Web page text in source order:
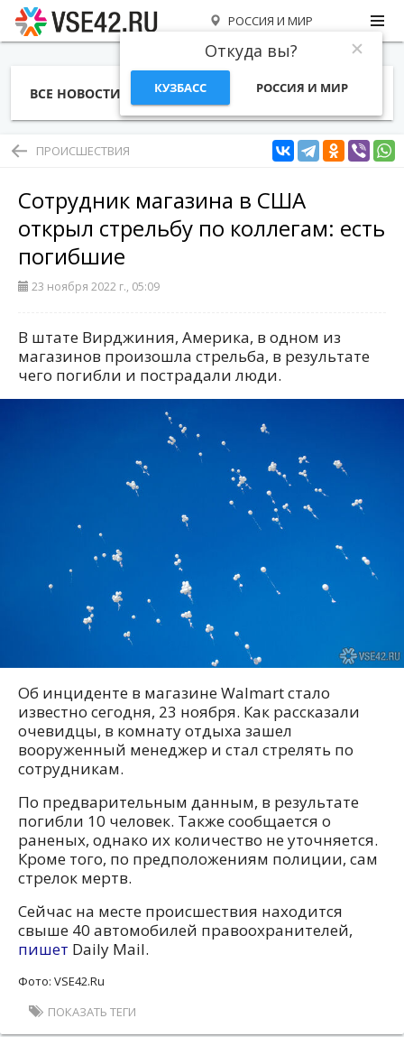
РОССИЯ И МИР
Откуда вы?
КУЗБАСС РОССИЯ И МИР
ВСЕ НОВОСТИ СТАТЬИ ТЕМЫ ФОТО
ПРОИСШЕСТВИЯ
Сотрудник магазина в США
открыл стрельбу по коллегам: есть
погибшие
23 ноября 2022 г., 05:09
В штате Вирджиния, Америка, в одном из
магазинов произошла стрельба, в результате
чего погибли и пострадали люди.
Об инциденте в магазине Walmart стало
известно сегодня, 23 ноября. Как рассказали
очевидцы, в комнату отдыха зашел
вооруженный менеджер и стал стрелять по
сотрудникам.
По предварительным данным, в результате
погибли 10 человек. Также сообщается о
раненых, однако их количество не уточняется.
Кроме того, по предположениям полиции, сам
стрелок мертв.
Сейчас на месте происшествия находится
свыше 40 автомобилей правоохранителей,
пишет Daily Mail.
Фото: VSE42.Ru
ПОКАЗАТЬ ТЕГИ